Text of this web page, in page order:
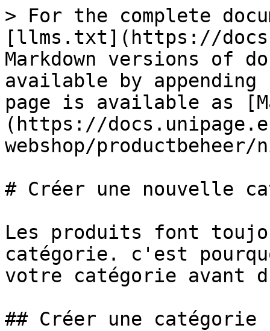
> For the complete
[llms.txt](https://
Markdown versions of
available by
page is available as
(https://
webshop/
# Créer une nouvelle
Les produits font
catégorie. c'est
votre catégorie avant
## Créer une catégorie